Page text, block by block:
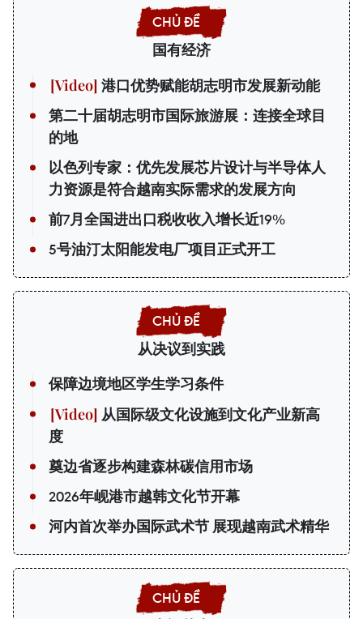
国有经济
港口优势赋能胡志明市发展新动能
第二十届胡志明市国际旅游展：连接全球目
的地
以色列专家：优先发展芯片设计与半导体人
力资源是符合越南实际需求的发展方向
前7月全国进出口税收收入增长近19%
5号油汀太阳能发电厂项目正式开工
从决议到实践
保障边境地区学生学习条件
从国际级文化设施到文化产业新高
度
奠边省逐步构建森林碳信用市场
2026年岘港市越韩文化节开幕
河内首次举办国际武术节 展现越南武术精华